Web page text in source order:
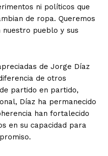
ni políticos que
de ropa. Queremos
pueblo y sus
de Jorge Díaz
de otros
partido en partido,
Díaz ha permanecido
han fortalecido
en su capacidad para